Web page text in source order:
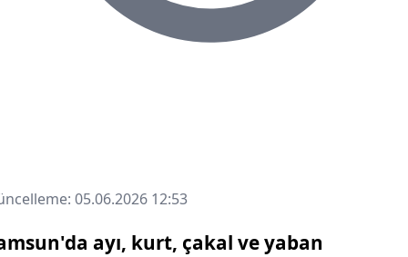
05.06.2026 12:53
ayı, kurt, çakal ve yaban